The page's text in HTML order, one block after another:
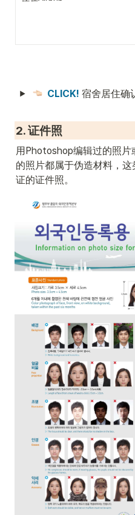
CLICK! 宿舍居住确
2. 证件照
用Photoshop编辑过的照
的照片都属于伪造材料，
证的证件照。